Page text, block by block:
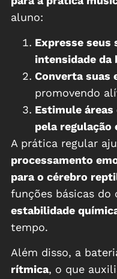
aluno:
Expresse
intensidade da
Converta suas
promovendo
Estimule
pela regulação
A prática regular
processamento
para o cérebro
funções básicas do
estabilidade
tempo.
Além disso, a
rítmica, o que